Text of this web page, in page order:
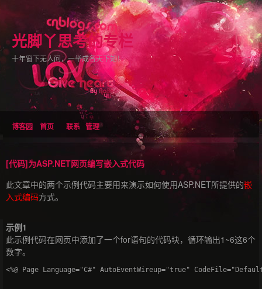
光脚丫思考的专栏
十年窗下无人问，一举成名天下知！
博客园 首页 联系 管理
[代码]为ASP.NET网页编写嵌入式代码
此文章中的两个示例代码主要用来演示如何使用ASP.NET所提供的嵌
入式编码方式。
示例1
此示例代码在网页中添加了一个for语句的代码块，循环输出1~6这6个
数字。
<%@ Page Language="C#" AutoEventWireup="true"